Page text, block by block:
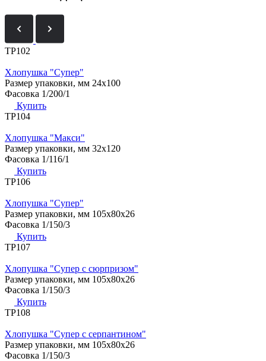
ТР102
Хлопушка "Супер"
Размер упаковки, мм 24х100
Фасовка 1/200/1
Купить
ТР104
Хлопушка "Макси"
Размер упаковки, мм 32х120
Фасовка 1/116/1
Купить
ТР106
Хлопушка "Супер"
Размер упаковки, мм 105х80х26
Фасовка 1/150/3
Купить
ТР107
Хлопушка "Супер с сюрпризом"
Размер упаковки, мм 105х80х26
Фасовка 1/150/3
Купить
ТР108
Хлопушка "Супер с серпантином"
Размер упаковки, мм 105х80х26
Фасовка 1/150/3